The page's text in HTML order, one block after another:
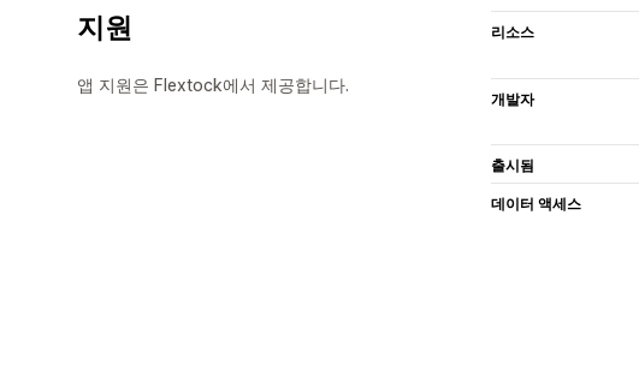
지원
앱 지원은 Flextock에서 제공합니다.
리소스
개발자
출시됨
데이터 액세스